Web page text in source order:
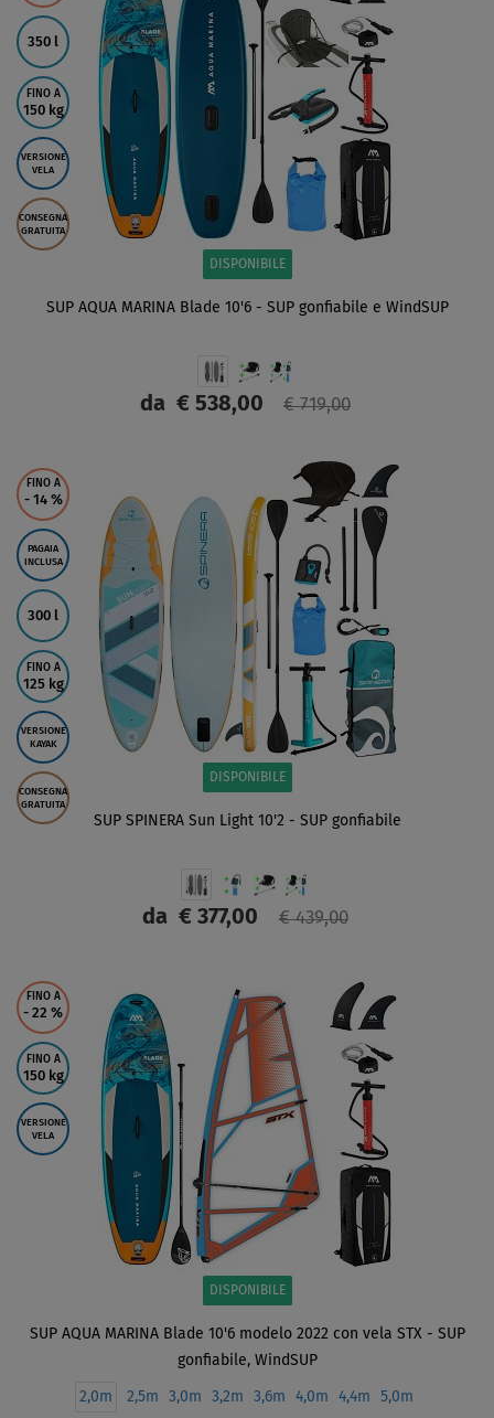
350 l
FINO A
150 kg
VERSIONE
VELA
CONSEGNA
GRATUITA
DISPONIBILE
SUP AQUA MARINA Blade 10'6 - SUP gonfiabile e WindSUP
da € 538,00 € 719,00
FINO A
- 14 %
PAGAIA
INCLUSA
300 l
FINO A
125 kg
VERSIONE
KAYAK
CONSEGNA
GRATUITA
DISPONIBILE
SUP SPINERA Sun Light 10'2 - SUP gonfiabile
da€ 377,00 € 439,00
FINO A
- 22 %
FINO A
150 kg
VERSIONE
VELA
DISPONIBILE
SUP AQUA MARINA Blade 10'6 modelo 2022 con vela STX - SUP
gonfiabile, WindSUP
2,0m 2,5m 3,0m 3,2m 3,6m 4,0m 4,4m 5,0m